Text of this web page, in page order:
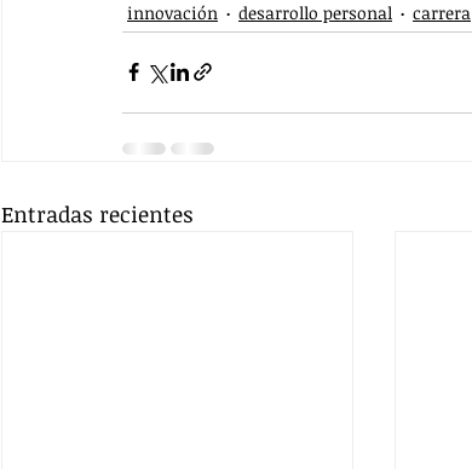
innovación
desarrollo personal carrera
Entradas recientes